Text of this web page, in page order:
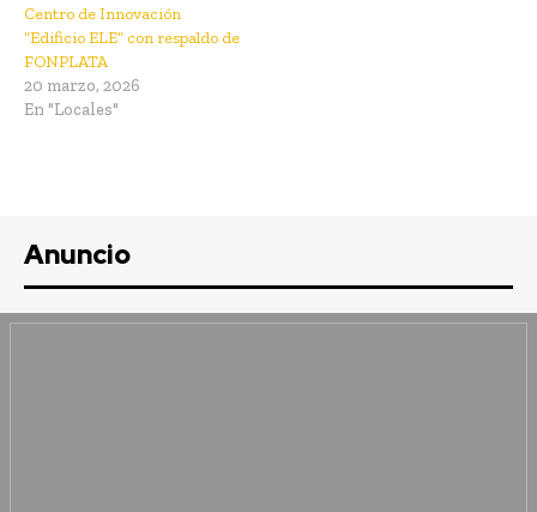
Centro de Innovación
“Edificio ELE” con respaldo de
FONPLATA
20 marzo, 2026
En "Locales"
Anuncio